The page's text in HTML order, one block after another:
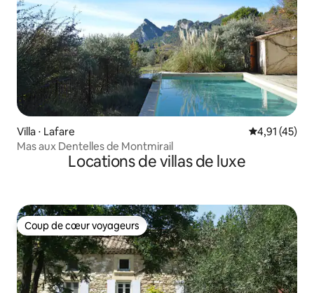
Villa ⋅ Lafare Évaluation
4,91 (45)
Mas aux Dentelles de Montmirail
Locations de villas de luxe
Coup de cœur voyageurs
Coup de cœur voyageurs